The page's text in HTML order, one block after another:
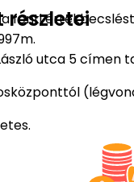
fenti
részletei
utca 5 címen